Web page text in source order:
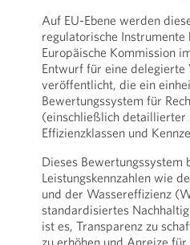
Auf EU-Ebene werden
regulatorische
Europäische Kommission
Entwurf für eine delegierte
veröffentlicht, die ein
Bewertungssystem für
(einschließlich detaillierter
Effizienzklassen und
Dieses Bewertungssystem
Leistungskennzahlen wie
und der Wassereffizienz
standardisiertes
ist es, Transparenz zu
zu erhöhen und Anreize